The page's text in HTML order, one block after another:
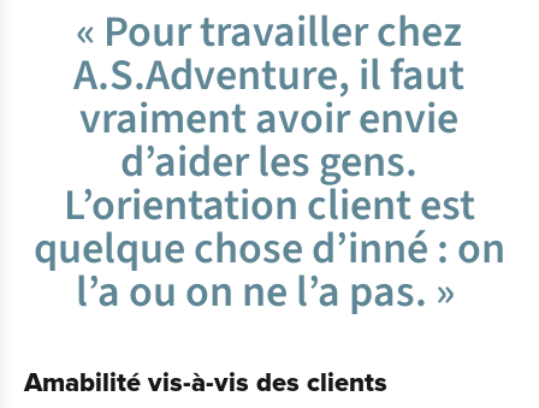
« Pour travailler chez
A.S.Adventure, il faut
vraiment avoir envie
d’aider les gens.
L’orientation client est
quelque chose d’inné : on
l’a ou on ne l’a pas. »
Amabilité vis-à-vis des clients